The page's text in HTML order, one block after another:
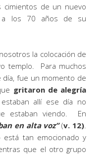
cimientos de un nuevo
a los 70 años de su
la colocación de
templo. Para muchos
fue un momento de
gritaron de alegría
allí ese día no
estaban viendo. En
en alta voz”(v. 12)
tan emocionado y
que el otro grupo